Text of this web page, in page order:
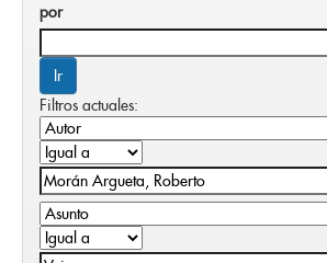
por
Filtros actuales: